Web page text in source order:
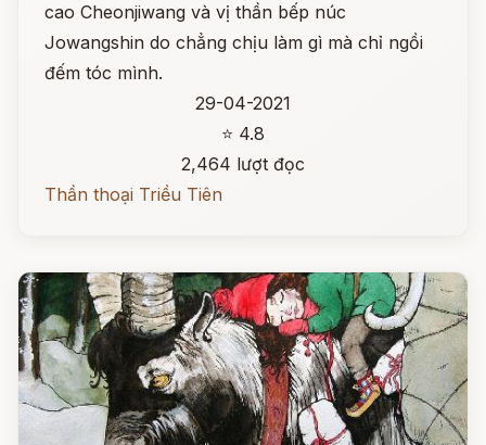
cao Cheonjiwang và vị thần bếp núc
Jowangshin do chẳng chịu làm gì mà chỉ ngồi
đếm tóc mình.
29-04-2021
⭐ 4.8
2,464 lượt đọc
Thần thoại Triều Tiên